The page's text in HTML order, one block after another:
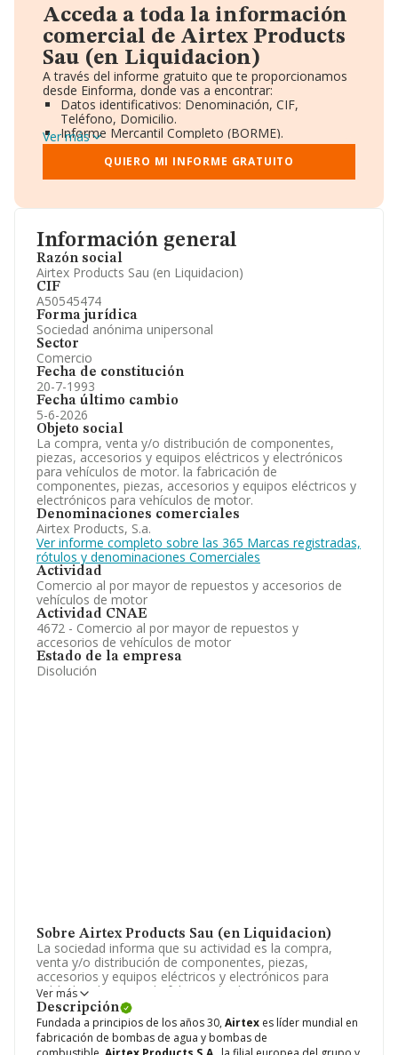
Información general
Razón social
Airtex Products Sau (en Liquidacion)
CIF
A50545474
Forma jurídica
Sociedad anónima unipersonal
Sector
Comercio
Fecha de constitución
20-7-1993
Fecha último cambio
5-6-2026
Objeto social
La compra, venta y/o distribución de componentes,
piezas, accesorios y equipos eléctricos y electrónicos
para vehículos de motor. la fabricación de
componentes, piezas, accesorios y equipos eléctricos y
electrónicos para vehículos de motor.
Denominaciones comerciales
Airtex Products, S.a.
Ver informe completo sobre las 365 Marcas registradas,
rótulos y denominaciones Comerciales
Actividad
Comercio al por mayor de repuestos y accesorios de
vehículos de motor
Actividad CNAE
4672 - Comercio al por mayor de repuestos y
accesorios de vehículos de motor
Estado de la empresa
Disolución
Sobre Airtex Products Sau (en Liquidacion)
La sociedad informa que su actividad es la compra,
venta y/o distribución de componentes, piezas,
accesorios y equipos eléctricos y electrónicos para
vehículos de motor. la fabricación de componentes,
piezas, accesorios y equipos eléctricos y electrónicos
para vehículos de motor. La sociedad está inscrita en el
Registro Mercantil como Sociedad Anónima. Su CNAE
corresponde a 4672 con código 'Comercio al por mayor
Ver más
Descripción
Fundada a principios de los años 30,Airtex es líder mundial en
fabricación de bombas de agua y bombas de
Acceda a toda la información
comercial de Airtex Products
Sau (en Liquidacion)
A través del informe gratuito que te proporcionamos
desde Einforma, donde vas a encontrar:
Datos identificativos: Denominación, CIF,
Teléfono, Domicilio.
Informe Mercantil Completo (BORME).
Gráficos de Evolución Ventas y Empleados.
Consejo de Administración y Administradores.
Directivos y Ejecutivos.
Información oficial y registral complementaria.
Ver más
QUIERO MI INFORME GRATUITO